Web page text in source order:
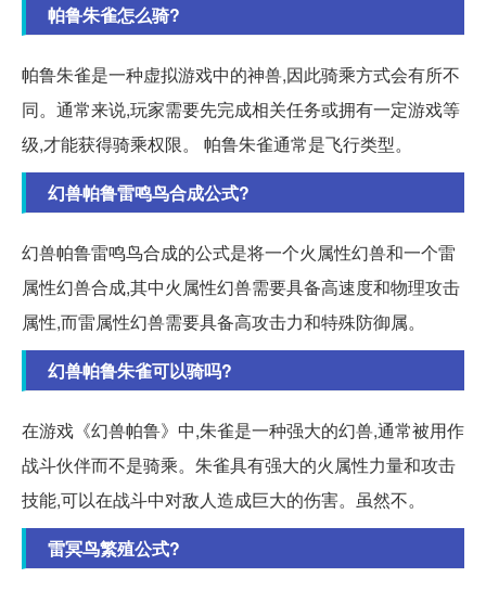
帕鲁朱雀怎么骑?
帕鲁朱雀是一种虚拟游戏中的神兽,因此骑乘方式会有所不
同。通常来说,玩家需要先完成相关任务或拥有一定游戏等
级,才能获得骑乘权限。 帕鲁朱雀通常是飞行类型。
幻兽帕鲁雷鸣鸟合成公式?
幻兽帕鲁雷鸣鸟合成的公式是将一个火属性幻兽和一个雷
属性幻兽合成,其中火属性幻兽需要具备高速度和物理攻击
属性,而雷属性幻兽需要具备高攻击力和特殊防御属。
幻兽帕鲁朱雀可以骑吗?
在游戏《幻兽帕鲁》中,朱雀是一种强大的幻兽,通常被用作
战斗伙伴而不是骑乘。朱雀具有强大的火属性力量和攻击
技能,可以在战斗中对敌人造成巨大的伤害。虽然不。
雷冥鸟繁殖公式?